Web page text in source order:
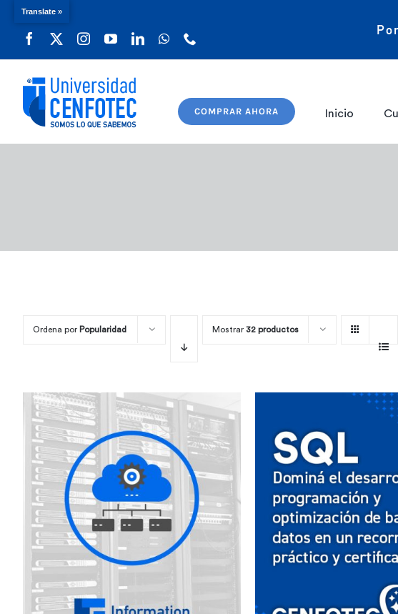
COMPRAR AHORA Inicio
Ordena por Popularidad Mostrar 32 productos
Translate »